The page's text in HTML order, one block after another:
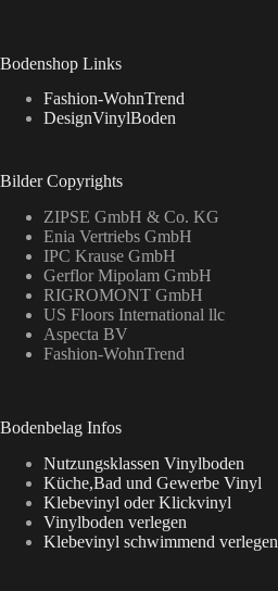
Bodenshop Links
Fashion-WohnTrend
DesignVinylBoden
Bilder Copyrights
ZIPSE GmbH & Co. KG
Enia Vertriebs GmbH
IPC Krause GmbH
Gerflor Mipolam GmbH
RIGROMONT GmbH
US Floors International llc
Aspecta BV
Fashion-WohnTrend
Bodenbelag Infos
Nutzungsklassen Vinylboden
Küche,Bad und Gewerbe Vinyl
Klebevinyl oder Klickvinyl
Vinylboden verlegen
Klebevinyl schwimmend verlegen